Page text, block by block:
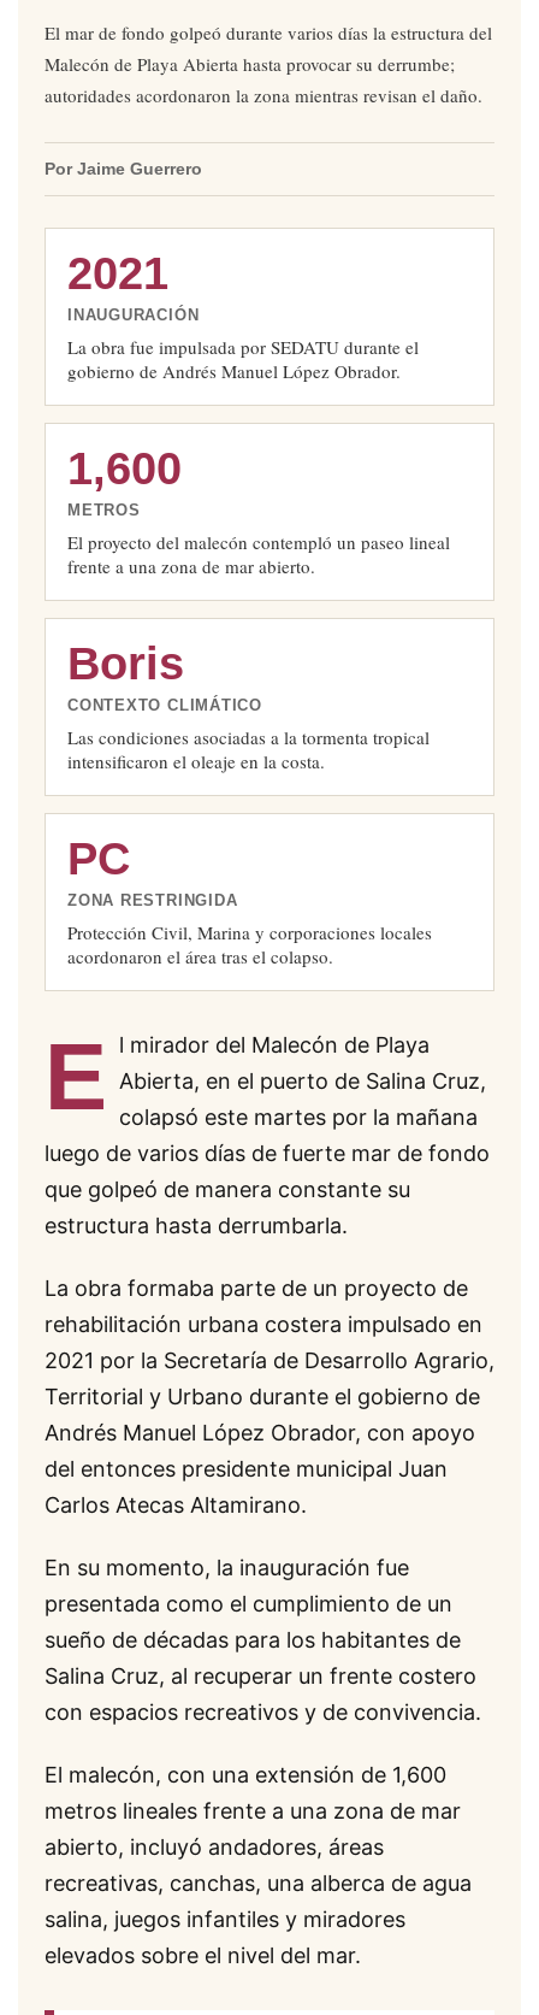
El mar de fondo golpeó durante varios días la estructura del
Malecón de Playa Abierta hasta provocar su derrumbe;
autoridades acordonaron la zona mientras revisan el daño.
Por Jaime Guerrero
2021
INAUGURACIÓN
La obra fue impulsada por SEDATU durante el
gobierno de Andrés Manuel López Obrador.
1,600
METROS
El proyecto del malecón contempló un paseo lineal
frente a una zona de mar abierto.
Boris
CONTEXTO CLIMÁTICO
Las condiciones asociadas a la tormenta tropical
intensificaron el oleaje en la costa.
PC
ZONA RESTRINGIDA
Protección Civil, Marina y corporaciones locales
acordonaron el área tras el colapso.
E
l mirador del Malecón de Playa
Abierta, en el puerto de Salina Cruz,
colapsó este martes por la mañana
luego de varios días de fuerte mar de fondo
que golpeó de manera constante su
estructura hasta derrumbarla.
La obra formaba parte de un proyecto de
rehabilitación urbana costera impulsado en
2021 por la Secretaría de Desarrollo Agrario,
Territorial y Urbano durante el gobierno de
Andrés Manuel López Obrador, con apoyo
del entonces presidente municipal Juan
Carlos Atecas Altamirano.
En su momento, la inauguración fue
presentada como el cumplimiento de un
sueño de décadas para los habitantes de
Salina Cruz, al recuperar un frente costero
con espacios recreativos y de convivencia.
El malecón, con una extensión de 1,600
metros lineales frente a una zona de mar
abierto, incluyó andadores, áreas
recreativas, canchas, una alberca de agua
salina, juegos infantiles y miradores
elevados sobre el nivel del mar.